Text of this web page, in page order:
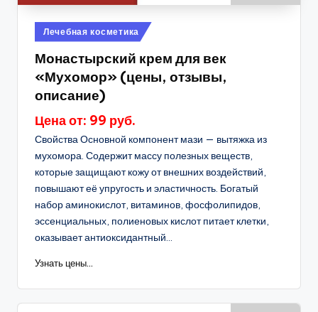
Опубликовано
в
Лечебная косметика
Монастырский крем для век
«Мухомор» (цены, отзывы,
описание)
Цена от: 99 руб.
Свойства Основной компонент мази — вытяжка из
мухомора. Содержит массу полезных веществ,
которые защищают кожу от внешних воздействий,
повышают её упругость и эластичность. Богатый
набор аминокислот, витаминов, фосфолипидов,
эссенциальных, полиеновых кислот питает клетки,
оказывает антиоксидантный...
Узнать цены...